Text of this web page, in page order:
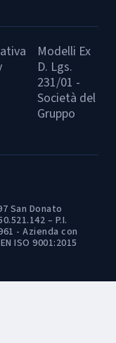
Modelli Ex
D. Lgs.
231/01 -
Società del
Gruppo
San Donato
– P.I.
- Azienda con
ISO 9001:2015